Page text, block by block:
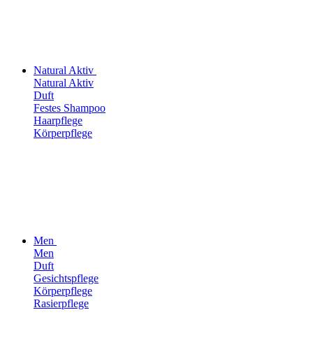
Natural Aktiv
Natural Aktiv
Duft
Festes Shampoo
Haarpflege
Körperpflege
Men
Men
Duft
Gesichtspflege
Körperpflege
Rasierpflege